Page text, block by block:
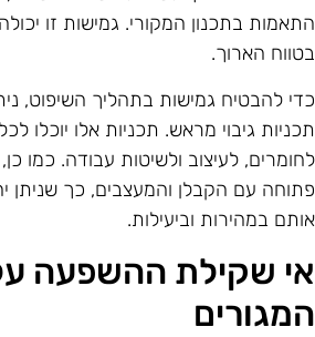
בתכנון המקורי. גמישות זו
הארוך.
להבטיח גמישות בתהליך השיפוט,
גיבוי מראש. תכניות אלו יוכלו
לעיצוב ולשיטות עבודה. כמו
עם הקבלן והמעצבים, כך שניתן
במהירות וביעילות.
שקילת ההשפעה